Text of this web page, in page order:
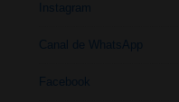
Instagram
Canal de WhatsApp
Facebook